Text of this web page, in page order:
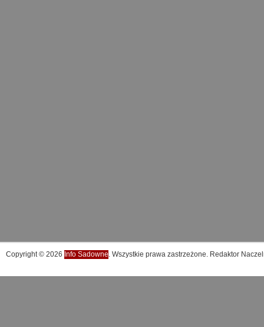
Copyright © 2026 Info Sadowne. Wszystkie prawa zastrzeżone. Redaktor